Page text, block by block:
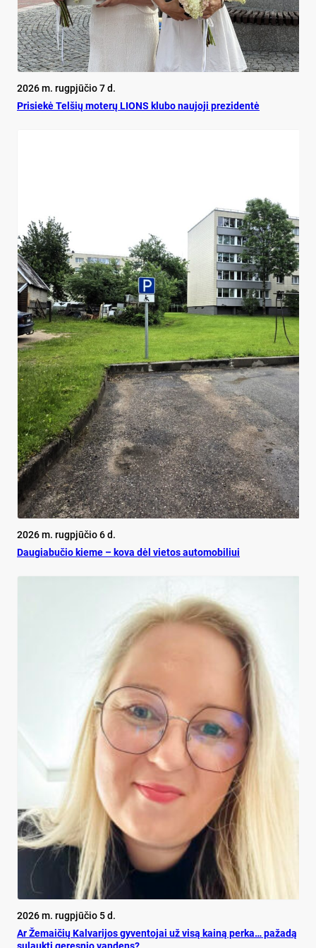
2026 m. rugpjūčio 7 d.
Pri­siekė Tel­šių mo­terų LIONS klu­bo nau­jo­ji pre­zi­dentė
2026 m. rugpjūčio 6 d.
Dau­gia­bu­čio kie­me – ko­va dėl vie­tos au­to­mo­bi­liui
2026 m. rugpjūčio 5 d.
Ar Že­mai­čių Kal­va­ri­jos gy­ven­to­jai už vi­są kai­ną per­ka… pa­ža­dą
su­lauk­ti ge­res­nio van­dens?